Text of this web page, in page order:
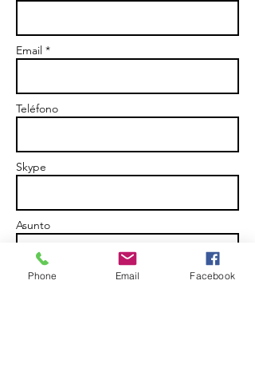
Email *
Teléfono
Skype
Asunto
Mensaje
Phone Email Facebook